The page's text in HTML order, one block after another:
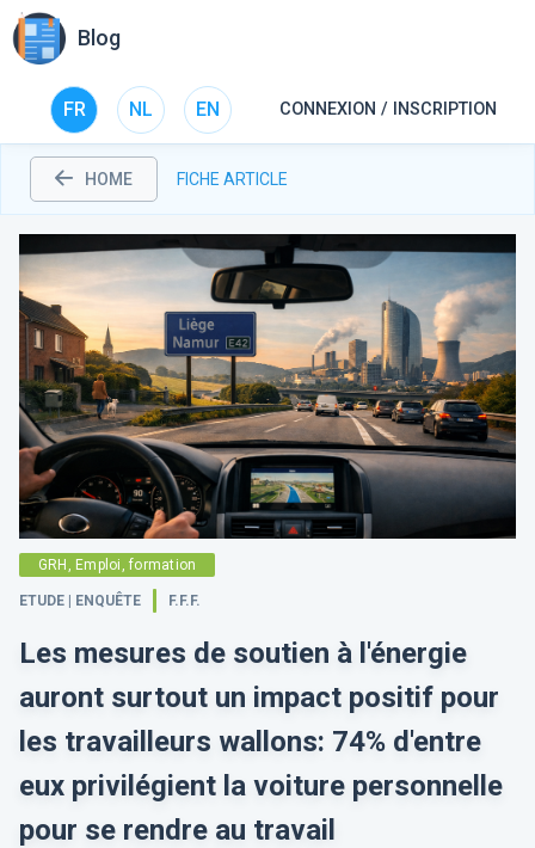
Blog
FR NL EN CONNEXION / INSCRIPTION
HOME FICHE ARTICLE
GRH, Emploi, formation
ETUDE | ENQUÊTE F.F.F.
Les mesures de soutien à l'énergie
auront surtout un impact positif pour
les travailleurs wallons: 74% d'entre
eux privilégient la voiture personnelle
pour se rendre au travail